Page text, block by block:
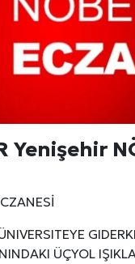
Yenişehir
ÜÇYOL